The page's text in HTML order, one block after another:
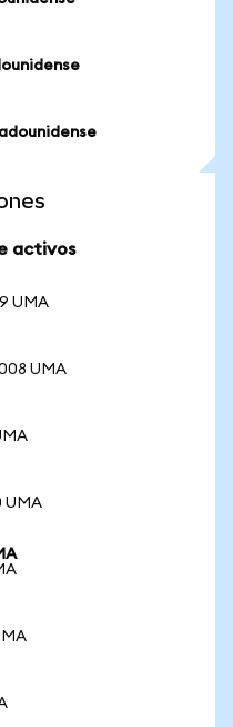
activos
UMA
UMA
UMA